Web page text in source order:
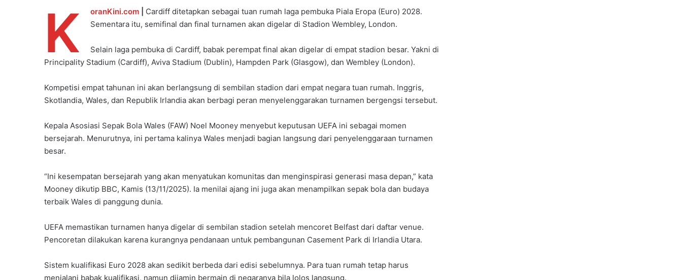
K oranKini.com
Cardiff ditetapkan sebagai tuan rumah laga pembuka Piala Eropa (Euro) 2028.
Sementara itu, semifinal dan final turnamen akan digelar di Stadion Wembley, London.
Selain laga pembuka di Cardiff, babak perempat final akan digelar di empat stadion besar. Yakni di
Principality Stadium (Cardiff), Aviva Stadium (Dublin), Hampden Park (Glasgow), dan Wembley (London).
Kompetisi empat tahunan ini akan berlangsung di sembilan stadion dari empat negara tuan rumah. Inggris,
Skotlandia, Wales, dan Republik Irlandia akan berbagi peran menyelenggarakan turnamen bergengsi tersebut.
Kepala Asosiasi Sepak Bola Wales (FAW) Noel Mooney menyebut keputusan UEFA ini sebagai momen
bersejarah. Menurutnya, ini pertama kalinya Wales menjadi bagian langsung dari penyelenggaraan turnamen
besar.
“Ini kesempatan bersejarah yang akan menyatukan komunitas dan menginspirasi generasi masa depan,” kata
Mooney dikutip BBC, Kamis (13/11/2025). Ia menilai ajang ini juga akan menampilkan sepak bola dan budaya
terbaik Wales di panggung dunia.
UEFA memastikan turnamen hanya digelar di sembilan stadion setelah mencoret Belfast dari daftar venue.
Pencoretan dilakukan karena kurangnya pendanaan untuk pembangunan Casement Park di Irlandia Utara.
Sistem kualifikasi Euro 2028 akan sedikit berbeda dari edisi sebelumnya. Para tuan rumah tetap harus
menjalani babak kualifikasi, namun dijamin bermain di negaranya bila lolos langsung.